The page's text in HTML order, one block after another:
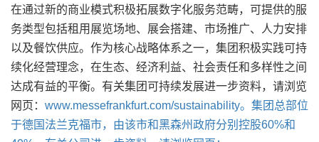
在通过新的商业模式积极拓展数字化服务范畴，可提供的服
务类型包括租用展览场地、展会搭建、市场推广、人力安排
以及餐饮供应。作为核心战略体系之一，集团积极实践可持
续化经营理念，在生态、经济利益、社会责任和多样性之间
达成有益的平衡。有关集团可持续发展进一步资料，请浏览
网页： www.messefrankfurt.com/sustainability。集团总部位
于德国法兰克福市，由该市和黑森州政府分别控股60%和